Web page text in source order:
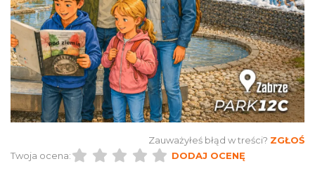
Alicja Majewska & Włodzimierz Korcz &
Warsaw String Quartet - Jubileusz
2026-09-18
Zauważyłeś błąd w treści? ZGŁOŚ
Twoja ocena:
DODAJ OCENĘ